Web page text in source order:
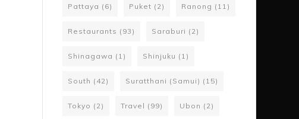
Pattaya (6) Puket (2) Ranong (11)
Restaurants (93) Saraburi (2)
Shinagawa (1) Shinjuku (1)
South (42) Suratthani (Samui) (15)
Tokyo (2) Travel (99) Ubon (2)